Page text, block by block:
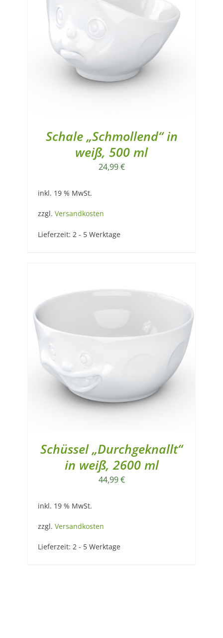
Schale „Schmollend“ in
weiß, 500 ml
24,99€
inkl. 19 % MwSt.
zzgl. Versandkosten
Lieferzeit: 2 - 5 Werktage
Schüssel „Durchgeknallt“
in weiß, 2600 ml
44,99€
inkl. 19 % MwSt.
zzgl. Versandkosten
Lieferzeit: 2 - 5 Werktage